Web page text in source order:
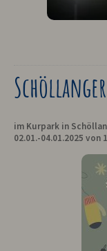
im Kurpark in
02.01.-04.01.2025 von